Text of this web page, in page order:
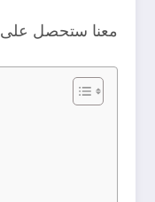
معنا ستحصل على